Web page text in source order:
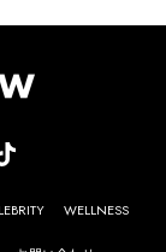
WELLNESS